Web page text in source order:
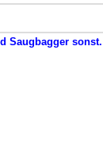
Saugbagger